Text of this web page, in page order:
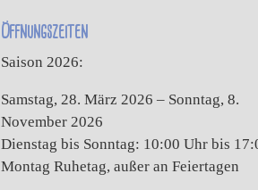
Öffnungszeiten
Saison 2026:
Samstag, 28. März 2026 – Sonntag, 8.
November 2026
Dienstag bis Sonntag: 10:00 Uhr bis
Montag Ruhetag, außer an Feiertagen